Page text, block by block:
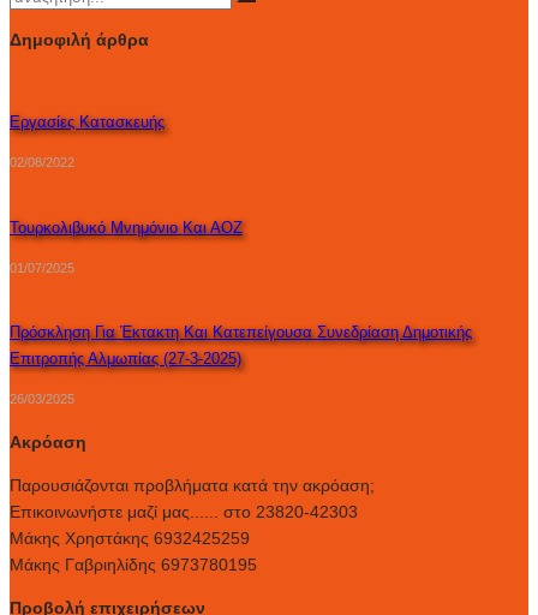
Δημοφιλή άρθρα
Εργασίες Κατασκευής
02/08/2022
Τουρκολιβυκό Μνημόνιο Και ΑΟΖ
01/07/2025
Πρόσκληση Για Έκτακτη Και Κατεπείγουσα Συνεδρίαση Δημοτικής
Επιτροπής Αλμωπίας (27-3-2025)
26/03/2025
Ακρόαση
Παρουσιάζονται προβλήματα κατά την ακρόαση;
Επικοινωνήστε μαζί μας...... στο 23820-42303
Μάκης Χρηστάκης 6932425259
Μάκης Γαβριηλίδης 6973780195
Προβολή επιχειρήσεων